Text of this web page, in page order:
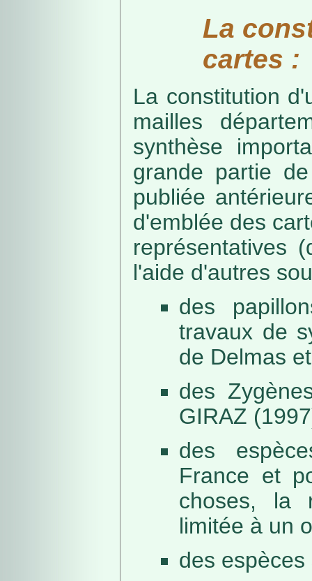
La
cartes :
La constitution
mailles
synthèse
grande partie
publiée
d'emblée des
représentatives
l'aide d'autres
des
travaux de
de Delmas
des
GIRAZ
des
France et
choses, la
limitée à un
des